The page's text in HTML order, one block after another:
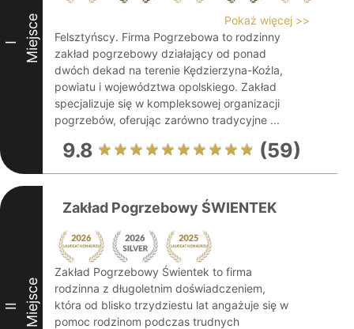
I Miejsce
Pokaż więcej >>
Felsztyńscy. Firma Pogrzebowa to rodzinny
zakład pogrzebowy działający od ponad
dwóch dekad na terenie Kędzierzyna-Koźla,
powiatu i województwa opolskiego. Zakład
specjalizuje się w kompleksowej organizacji
pogrzebów, oferując zarówno tradycyjne ...
9.8 (59)
II Miejsce
Zakład Pogrzebowy ŚWIENTEK
Zakład Pogrzebowy Świentek to firma
rodzinna z długoletnim doświadczeniem,
która od blisko trzydziestu lat angażuje się w
pomoc rodzinom podczas trudnych